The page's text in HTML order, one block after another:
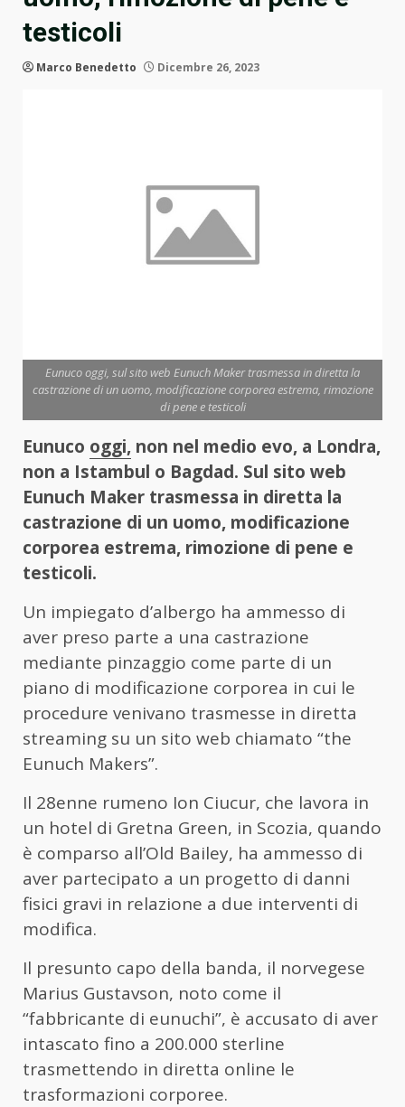
testicoli
Marco Benedetto Dicembre 26, 2023
Eunuco oggi, sul sito web Eunuch Maker trasmessa in diretta la
castrazione di un uomo, modificazione corporea estrema, rimozione
di pene e testicoli
Eunuco oggi, non nel medio evo, a Londra,
non a Istambul o Bagdad. Sul sito web
Eunuch Maker trasmessa in diretta la
castrazione di un uomo, modificazione
corporea estrema, rimozione di pene e
testicoli.
Un impiegato d’albergo ha ammesso di
aver preso parte a una castrazione
mediante pinzaggio come parte di un
piano di modificazione corporea in cui le
procedure venivano trasmesse in diretta
streaming su un sito web chiamato “the
Eunuch Makers”.
Il 28enne rumeno Ion Ciucur, che lavora in
un hotel di Gretna Green, in Scozia, quando
è comparso all’Old Bailey, ha ammesso di
aver partecipato a un progetto di danni
fisici gravi in relazione a due interventi di
modifica.
Il presunto capo della banda, il norvegese
Marius Gustavson, noto come il
“fabbricante di eunuchi”, è accusato di aver
intascato fino a 200.000 sterline
trasmettendo in diretta online le
trasformazioni corporee.